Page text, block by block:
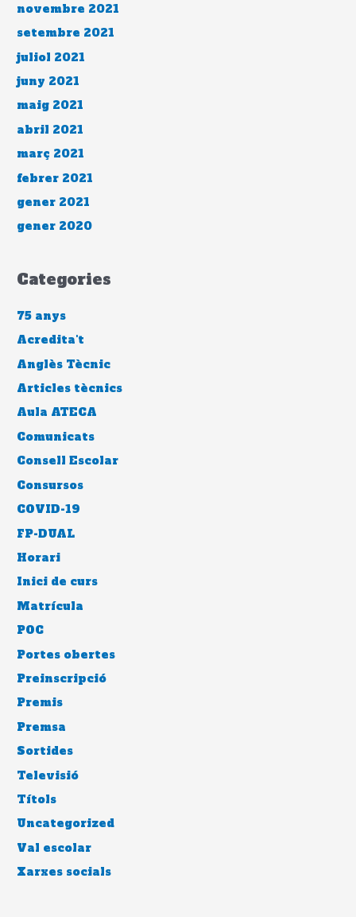
novembre 2021
setembre 2021
juliol 2021
juny 2021
maig 2021
abril 2021
març 2021
febrer 2021
gener 2021
gener 2020
Categories
75 anys
Acredita't
Anglès Tècnic
Articles tècnics
Aula ATECA
Comunicats
Consell Escolar
Consursos
COVID-19
FP-DUAL
Horari
Inici de curs
Matrícula
POC
Portes obertes
Preinscripció
Premis
Premsa
Sortides
Televisió
Títols
Uncategorized
Val escolar
Xarxes socials